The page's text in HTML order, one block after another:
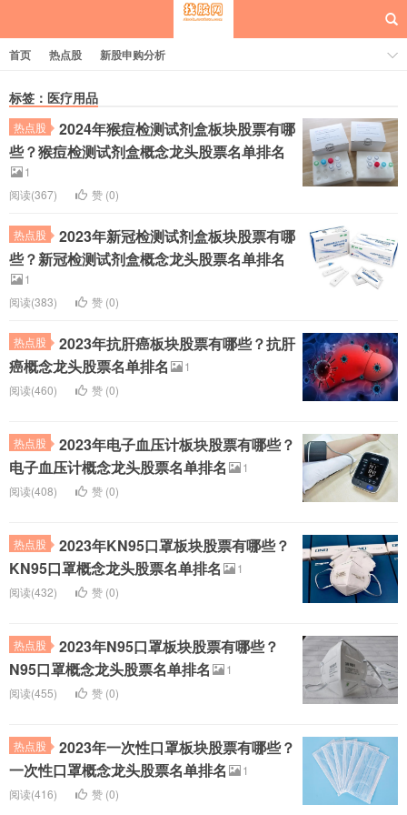
每日概念股
首页 热点股 新股申购分析
标签：医疗用品
热点股
2024年猴痘检测试剂盒板块股票有哪
些？猴痘检测试剂盒概念龙头股票名单排名
1
阅读(367)
赞 (0)
热点股
2023年新冠检测试剂盒板块股票有哪
些？新冠检测试剂盒概念龙头股票名单排名
1
阅读(383)
赞 (0)
热点股
2023年抗肝癌板块股票有哪些？抗肝
癌概念龙头股票名单排名
1
阅读(460)
赞 (0)
热点股
2023年电子血压计板块股票有哪些？
电子血压计概念龙头股票名单排名
1
阅读(408)
赞 (0)
热点股
2023年KN95口罩板块股票有哪些？
KN95口罩概念龙头股票名单排名
1
阅读(432)
赞 (0)
热点股
2023年N95口罩板块股票有哪些？
N95口罩概念龙头股票名单排名
1
阅读(455)
赞 (0)
热点股
2023年一次性口罩板块股票有哪些？
一次性口罩概念龙头股票名单排名
1
阅读(416)
赞 (0)